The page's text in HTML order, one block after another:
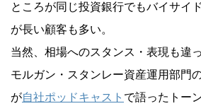
ところが同じ投資銀行でもバイサイ
が長い顧客も多い。
当然、相場へのスタンス・表現も違
モルガン・スタンレー資産運用部門
が自社ポッドキャスト で語ったトー